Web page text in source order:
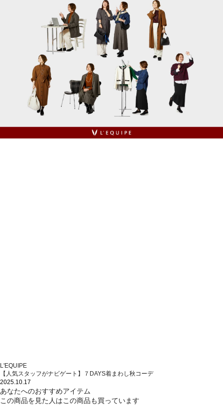
L'EQUIPE
【人気スタッフがナビゲート】７DAYS着まわし秋コーデ
2025.10.17
あなたへのおすすめアイテム
この商品を見た人はこの商品も買っています